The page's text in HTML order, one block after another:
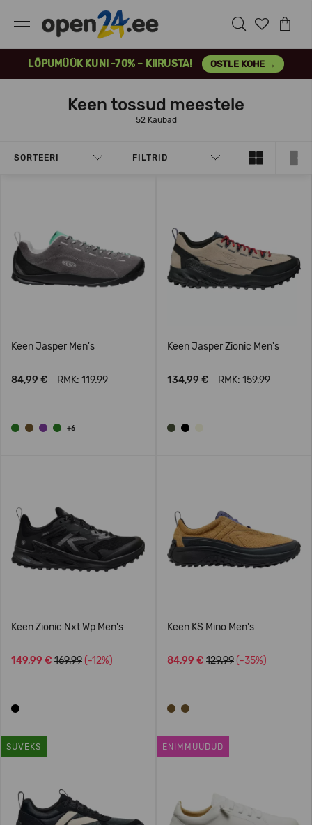
LÕPUMÜÜK KUNI -70% – KIIRUSTA! OSTLE KOHE →
Keen tossud meestele
52 Kaubad
SORTEERI FILTRID
Keen Jasper Men's
84,99 € RMK: 119.99
+6
Keen Jasper Zionic Men's
134,99 € RMK: 159.99
Keen Zionic Nxt Wp Men's
149,99 € 169.99 (-12%)
Keen KS Mino Men's
84,99 € 129.99 (-35%)
SUVEKS ENIMMÜÜDUD